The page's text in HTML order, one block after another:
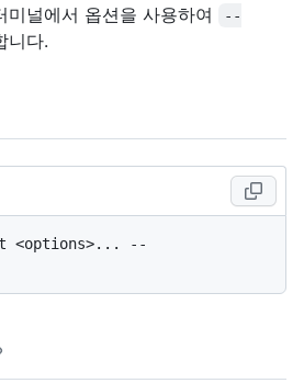
미널에서 옵션을 사용하여
--
니다.
<options>... --